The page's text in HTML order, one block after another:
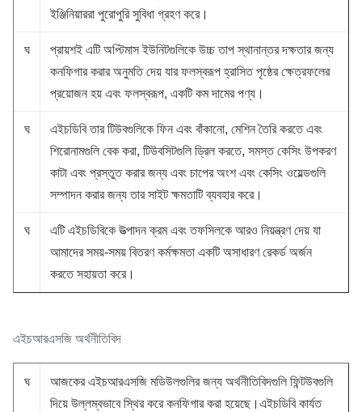
ইঞ্জিনিয়াররা পুরোপুরি সুবিধা গ্রহণ করে।
ঘ
প্রায়শই এটি অপ্টিমাস ইউনিটগুলিকে উচ্চ তাপ স্থানান্তর দক্ষতার জন্য
কনফিগার করার অনুমতি দেয় যার ফলস্বরূপ হ্রাসিত পৃষ্ঠের ক্ষেত্রফলের
প্রয়োজন হয় এবং ফলস্বরূপ, একটি কম দামের পণ্য।
ঘ
এইচডিবি তার টিউবগুলিকে ফিন এবং বাঁকানো, মেশিন তৈরি করতে এবং
শিরোনামগুলি বেক করা, টিউবসিটগুলি ড্রিল করতে, সমস্ত কেসিং উপকরণ
কাটা এবং প্রস্তুত করার জন্য এবং চাপের অংশ এবং কেসিং ওয়েল্ডগুলি
সম্পাদন করার জন্য তার সাইট ক্ষমতাটি ব্যবহার করে।
ঘ
এটি এইচডিবিকে উত্পাদন ক্রম এবং তফসিলকে আরও নিয়ন্ত্রণ দেয় যা
আমাদের সময়-সময় বিতরণ কর্মক্ষমতা একটি অসাধারণ রেকর্ড অর্জন
করতে সহায়তা করে।
এইচআরএসজি অর্থনীতিবিদ
ঘ
আজকের এইচআরএসজি মডিউলগুলির জন্য অর্থনীতিবিদগুলি ফিন্টউবগুলি
দিয়ে উল্লম্বভাবে স্থির করে কনফিগার করা হয়েছে।এইচডিবি কার্যত